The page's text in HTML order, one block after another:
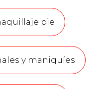
pie
y maniquíes